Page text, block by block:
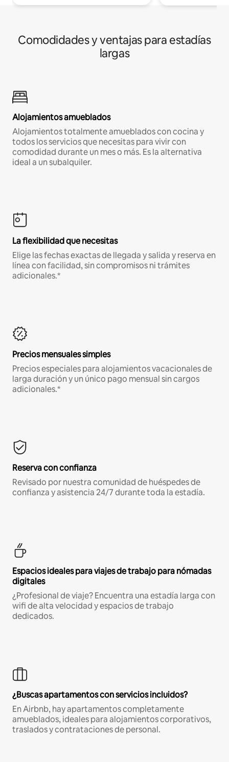
Comodidades y ventajas para estadías
largas
Alojamientos amueblados
Alojamientos totalmente amueblados con cocina y
todos los servicios que necesitas para vivir con
comodidad durante un mes o más. Es la alternativa
ideal a un subalquiler.
La flexibilidad que necesitas
Elige las fechas exactas de llegada y salida y reserva en
línea con facilidad, sin compromisos ni trámites
adicionales.*
Precios mensuales simples
Precios especiales para alojamientos vacacionales de
larga duración y un único pago mensual sin cargos
adicionales.*
Reserva con confianza
Revisado por nuestra comunidad de huéspedes de
confianza y asistencia 24/7 durante toda la estadía.
Espacios ideales para viajes de trabajo para nómadas
digitales
¿Profesional de viaje? Encuentra una estadía larga con
wifi de alta velocidad y espacios de trabajo
dedicados.
¿Buscas apartamentos con servicios incluidos?
En Airbnb, hay apartamentos completamente
amueblados, ideales para alojamientos corporativos,
traslados y contrataciones de personal.